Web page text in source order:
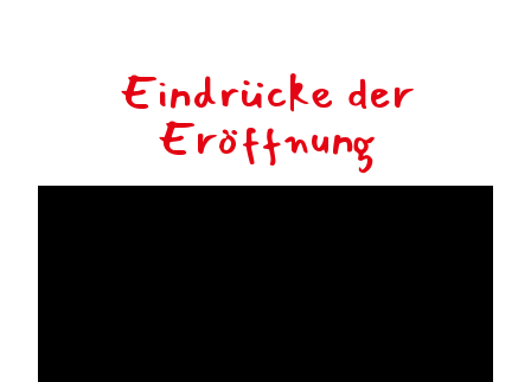
Eindrücke der
Eröffnung